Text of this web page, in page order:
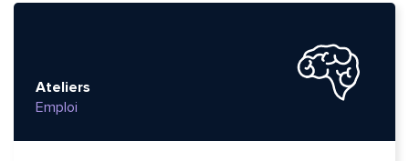
Ateliers
Emploi